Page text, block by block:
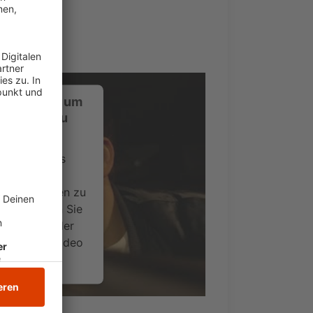
um
Service zu
eines
kann Daten zu
Bitte lesen Sie
Sie der
dieses Video